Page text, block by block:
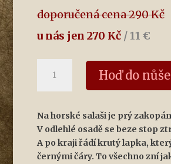
doporučená cena 290 Kč
u nás jen 270 Kč/ 11 €
prvý
množství
Hoď do nůše
Na horské salaši je prý
V odlehlé osadě se beze stop
A po kraji řádí krutý lapka,
černými čáry. To všechno zní